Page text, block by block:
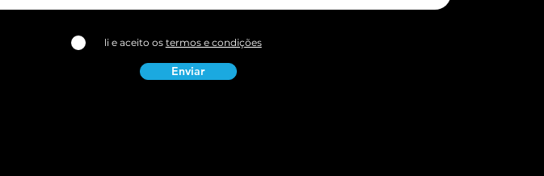
li e aceito os termos e condições
Enviar